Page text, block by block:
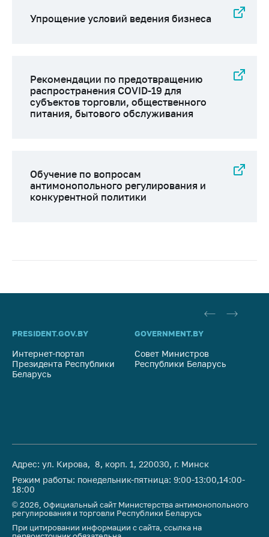
Упрощение условий ведения бизнеса
Рекомендации по предотвращению
распространения COVID-19 для
субъектов торговли, общественного
питания, бытового обслуживания
Обучение по вопросам
антимонопольного регулирования и
конкурентной политики
PRESIDENT.GOV.BY
Интернет-портал
Президента Республики
Беларусь
GOVERNMENT.BY
Совет Министров
Республики Беларусь
Адрес: ул. Кирова, 8, корп. 1, 220030, г. Минск
Режим работы: понедельник-пятница: 9:00-13:00,14:00-
18:00
© 2026, Официальный сайт Министерства антимонопольного
регулирования и торговли Республики Беларусь
При цитировании информации с сайта, ссылка на